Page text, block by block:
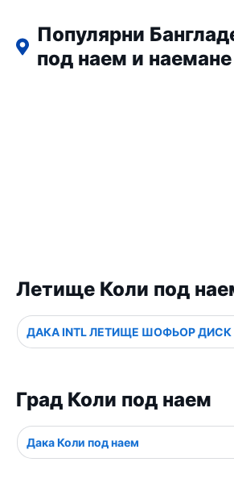
Популярни
под наем и
Летище Коли под
ДАКА INTL ЛЕТИЩЕ ШОФЬОР ДИСК
Град Коли под наем
Дака Коли под наем